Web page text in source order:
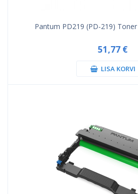
Pantum PD219 (PD-219)
51,77 €
LISA KORVI